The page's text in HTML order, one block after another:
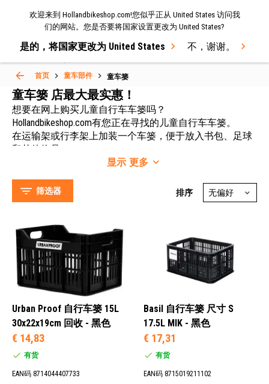
欢迎来到 Hollandbikeshop.com!您似乎正从 United States 访问我
们的网站。您是否要将国家设置更改为 United States?
是的，将国家更改为 United States 不，谢谢。
首页 童车部件 童车篓
童车篓
Urban Proof (17)
Hollandbikeshop (8)
FastRider (3)
S：<15升 (21)
M：15至29.9升 (14)
塑料 (6)
童车篓 店最大最实惠！
想要在网上购买儿童自行车车篓吗？
Hollandbikeshop.com有您正在寻找的儿童自行车车篓。
在运输架或行李架上加装一个车篓，便于放入书包、足球
和其他物品。
再加一个保护罩或篓盖，彰显个性的同时还能为物品遮风
在Hollandbikeshop.com琳琅满目、用途广泛的儿童自行车零
部件中，您将找到各种优质美观的儿童自行车车篓。
显示 更多
筛选器 排序
Urban Proof 自行车篓 15L
30x22x19cm 回收 - 黑色
€ 14,83
有货
EAN码 8714044407733
Basil 自行车篓 尺寸 S
17.5L MIK - 黑色
€ 17,31
有货
EAN码 8715019211102